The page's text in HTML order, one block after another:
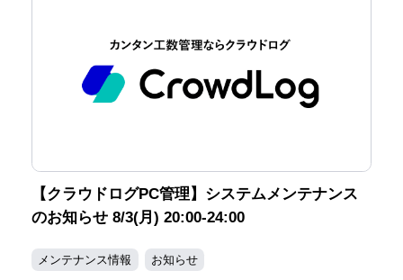
【クラウドログPC管理】システムメンテナンス
のお知らせ 8/3(月) 20:00-24:00
メンテナンス情報 お知らせ